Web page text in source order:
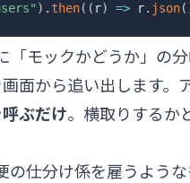
) . then( ( r) => r. json(
「モックかどうか」の
面から追い出します。
ぶだけ。横取りするか
の仕分け係を雇うよう